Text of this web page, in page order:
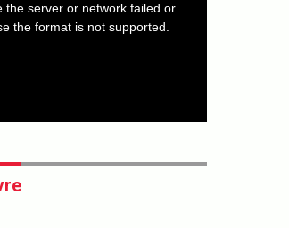
the server or network failed or
the format is not supported.